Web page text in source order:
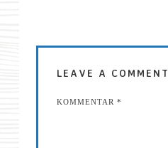
LEAVE A COMMENT
KOMMENTAR *